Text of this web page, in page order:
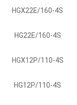
HGX22E/160-4S
HG22E/160-4S
HGX12P/110-4S
HG12P/110-4S